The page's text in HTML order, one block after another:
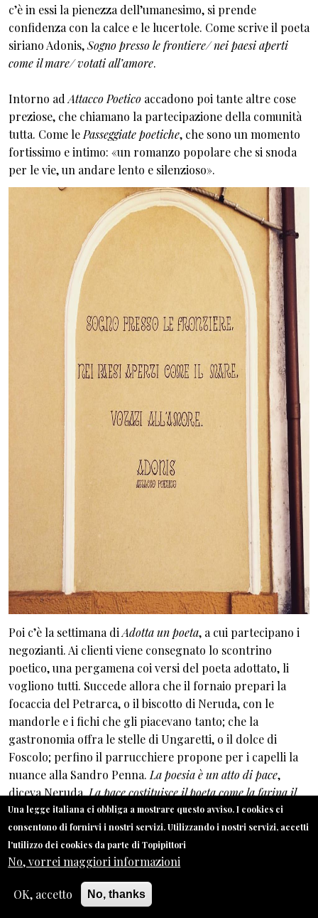
c’è in essi la pienezza dell’umanesimo, si prende
confidenza con la calce e le lucertole. Come scrive il poeta
siriano Adonis,Sogno presso le frontiere/ nei paesi aperti
come il mare/ votati all’amore.
Intorno ad Attacco Poetico accadono poi tante altre cose
preziose, che chiamano la partecipazione della comunità
tutta. Come le Passeggiate poetiche, che sono un momento
fortissimo e intimo: «un romanzo popolare che si snoda
per le vie, un andare lento e silenzioso».
Poi c’è la settimana di Adotta un poeta, a cui partecipano i
negozianti. Ai clienti viene consegnato lo scontrino
poetico, una pergamena coi versi del poeta adottato, li
vogliono tutti. Succede allora che il fornaio prepari la
focaccia del Petrarca, o il biscotto di Neruda, con le
mandorle e i fichi che gli piacevano tanto; che la
gastronomia offra le stelle di Ungaretti, o il dolce di
Foscolo; perfino il parrucchiere propone per i capelli la
nuance alla Sandro Penna. La poesia è un atto di pace,
diceva Neruda,La pace costituisce il poeta come la farina il
pane.
ha un’accezione
duplice, come direzione che si sporge all’altro e come
spazio della parola poetica. Tutti coloro che aderiscono
portano fuori la loro bellezza: e allora c’è il ristorante che
allestisce all’aperto una tavola dei primi del Novecento; o
Una legge italiana ci obbliga a mostrare questo avviso. I cookies ci
consentono di fornirvi i nostri servizi. Utilizzando i nostri servizi, accetti
l'utilizzo dei cookies da parte di Topipittori
No, vorrei maggiori informazioni
OK, accetto No, thanks